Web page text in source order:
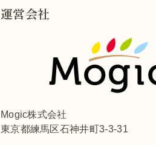
運営会社
Mogic株式会社
東京都練馬区石神井町3-3-31